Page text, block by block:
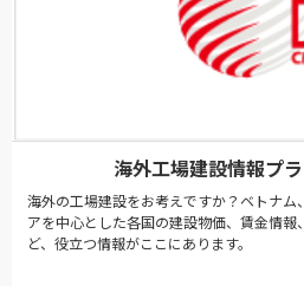
海外工場建設情報プ
海外の工場建設をお考えですか？ベトナ
アを中心とした各国の建設物価、賃金情
ど、役立つ情報がここにあります。